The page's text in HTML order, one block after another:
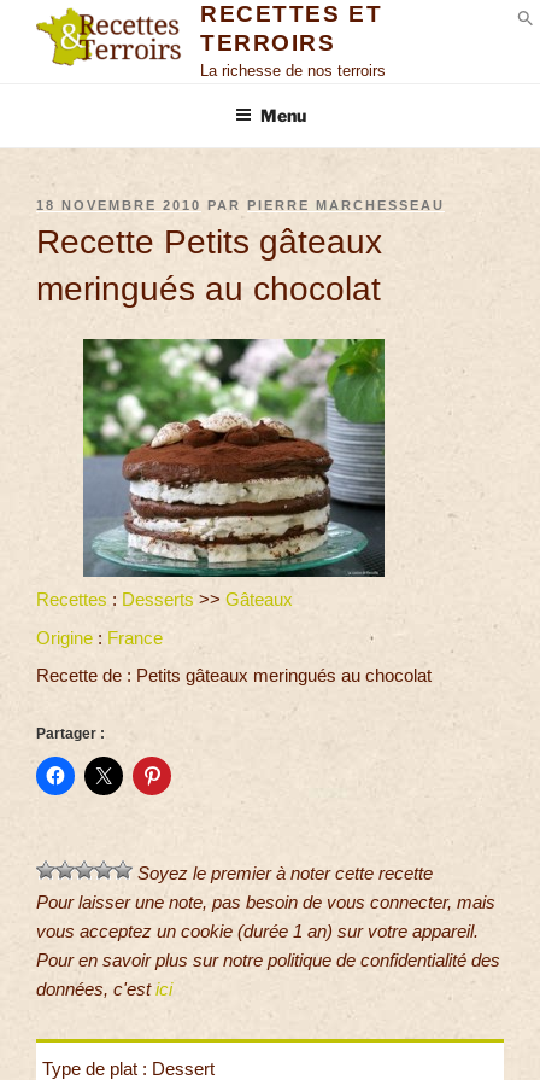
RECETTES ET
TERROIRS
La richesse de nos terroirs
Menu
18 NOVEMBRE 2010 PAR PIERRE MARCHESSEAU
Recette Petits gâteaux
meringués au chocolat
Recettes : Desserts >> Gâteaux
Origine : France
Recette de : Petits gâteaux meringués au chocolat
Partager :
Soyez le premier à noter cette recette
Pour laisser une note, pas besoin de vous connecter, mais
vous acceptez un cookie (durée 1 an) sur votre appareil.
Pour en savoir plus sur notre politique de confidentialité des
données, c'estici
Type de plat : Dessert